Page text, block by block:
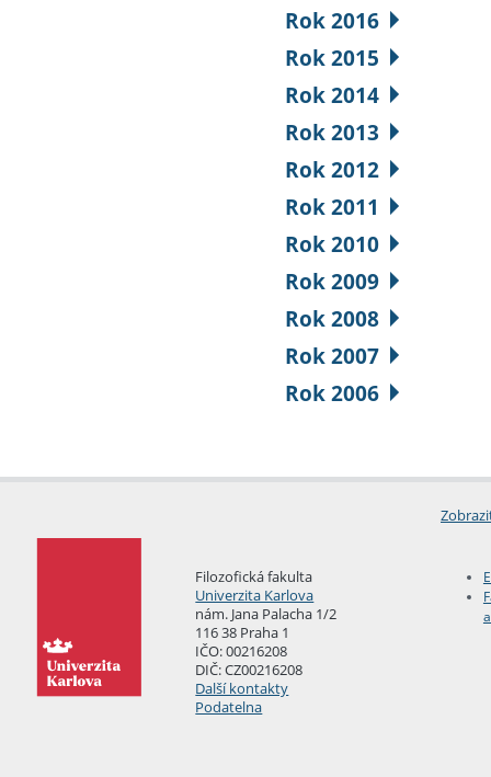
Rok 2016
Rok 2015
Rok 2014
Rok 2013
Rok 2012
Rok 2011
Rok 2010
Rok 2009
Rok 2008
Rok 2007
Rok 2006
Filozofická fakulta
Univerzita Karlova
nám. Jana Palacha 1/2
116 38 Praha 1
IČO: 00216208
DIČ: CZ00216208
Další kontakty
Podatelna